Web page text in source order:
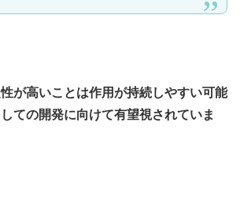
が高いことは作用が持続しやすい可能
ての開発に向けて有望視されていま